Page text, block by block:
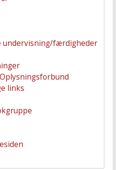
undervisning/færdigheder
links